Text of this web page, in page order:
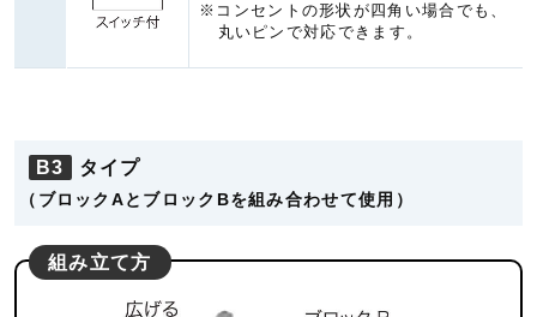
※コンセントの形状が四角い場合でも、
丸いピンで対応できます。
B3 タイプ
（ブロックAとブロックBを組み合わせて使用）
組み立て方